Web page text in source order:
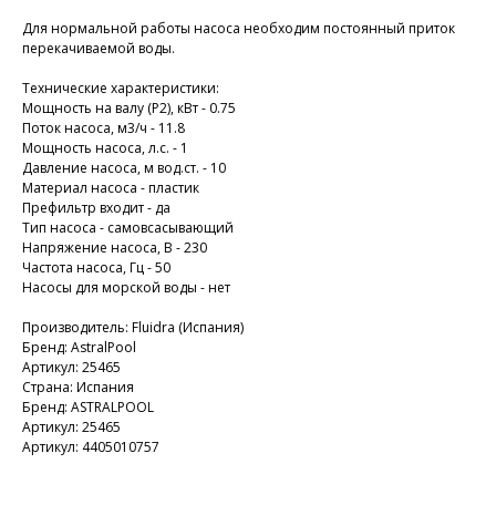
Для нормальной работы насоса необходим постоянный приток
перекачиваемой воды.
Технические характеристики:
Мощность на валу (P2), кВт - 0.75
Поток насоса, м3/ч - 11.8
Мощность насоса, л.с. - 1
Давление насоса, м вод.ст. - 10
Материал насоса - пластик
Префильтр входит - да
Тип насоса - самовсасывающий
Напряжение насоса, В - 230
Частота насоса, Гц - 50
Насосы для морской воды - нет
Производитель: Fluidra (Испания)
Бренд: AstralPool
Артикул: 25465
Страна: Испания
Бренд: ASTRALPOOL
Артикул: 25465
Артикул: 4405010757